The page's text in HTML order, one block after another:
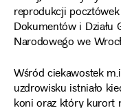
reprodukcji
Dokumentów i
Narodowego we
Wśród ciekawostek
uzdrowisku istniało